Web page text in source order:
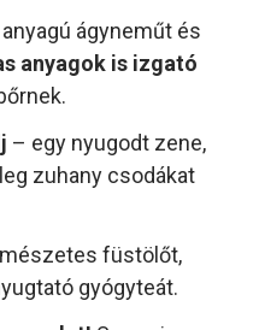
ágyneműt és
anyagok is izgató
– egy nyugodt zene,
zuhany csodákat
füstölőt,
gyógyteát.